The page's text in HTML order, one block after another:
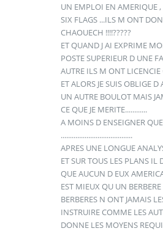
UN EMPLOI EN AMERIQUE ,
SIX FLAGS ...ILS M ONT
CHAOUECH !!!!?????
ET QUAND J AI EXPRIME
POSTE SUPERIEUR D UNE
AUTRE ILS M ONT LICENCIE
ET ALORS JE SUIS OBLIGE D
UN AUTRE BOULOT MAIS
CE QUE JE MERITE............
A MOINS D ENSEIGNER
.......................................
APRES UNE LONGUE
ET SUR TOUS LES PLANS IL
QUE AUCUN D EUX
EST MIEUX QU UN
BERBERES N ONT JAMAIS
INSTRUIRE COMME LES
DONNE LES MOYENS